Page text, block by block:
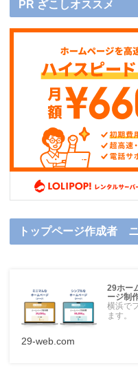
PR ざこしオススメ
トップページ作成者
29ホー
ージ制
横浜で
ます。
29-web.com